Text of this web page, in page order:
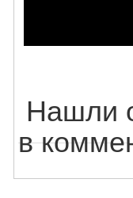
Нашли
в